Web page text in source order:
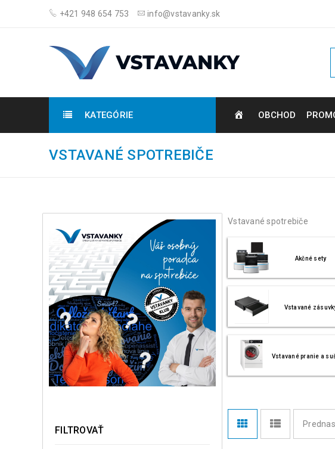
+421 948 654 753 info@vstavanky.sk
KATEGÓRIE OBCHOD
VSTAVANÉ SPOTREBIČE
FILTROVAŤ
Vstavané spotrebiče
Akčné sety
Vstavané
Vstavané pranie a